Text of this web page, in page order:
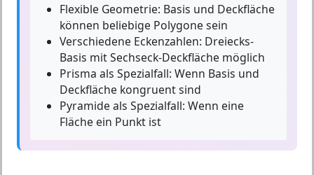
Flexible Geometrie: Basis und Deckfläche
können beliebige Polygone sein
Verschiedene Eckenzahlen: Dreiecks-
Basis mit Sechseck-Deckfläche möglich
Prisma als Spezialfall: Wenn Basis und
Deckfläche kongruent sind
Pyramide als Spezialfall: Wenn eine
Fläche ein Punkt ist